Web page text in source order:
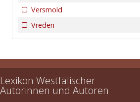
Versmold
Vreden
Lexikon Westfälischer
Autorinnen und Autoren